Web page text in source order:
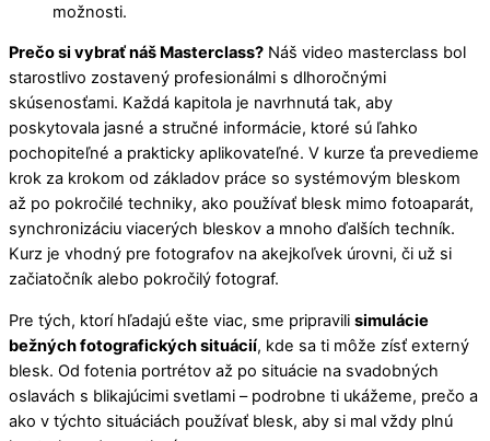
možnosti.
Prečo si vybrať náš Masterclass? Náš video masterclass bol
starostlivo zostavený profesionálmi s dlhoročnými
skúsenosťami. Každá kapitola je navrhnutá tak, aby
poskytovala jasné a stručné informácie, ktoré sú ľahko
pochopiteľné a prakticky aplikovateľné. V kurze ťa prevedieme
krok za krokom od základov práce so systémovým bleskom
až po pokročilé techniky, ako používať blesk mimo fotoaparát,
synchronizáciu viacerých bleskov a mnoho ďalších techník.
Kurz je vhodný pre fotografov na akejkoľvek úrovni, či už si
začiatočník alebo pokročilý fotograf.
Pre tých, ktorí hľadajú ešte viac, sme pripravili simulácie
bežných fotografických situácií, kde sa ti môže zísť externý
blesk. Od fotenia portrétov až po situácie na svadobných
oslavách s blikajúcimi svetlami – podrobne ti ukážeme, prečo a
ako v týchto situáciách používať blesk, aby si mal vždy plnú